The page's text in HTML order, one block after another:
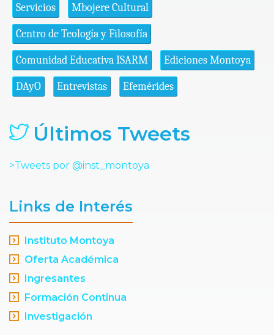
Servicios Mbojere Cultural
Centro de Teología y Filosofía
Comunidad Educativa ISARM Ediciones Montoya
DAyO Entrevistas Efemérides
Últimos Tweets
>Tweets por @inst_montoya
Links de Interés
Instituto Montoya
Oferta Académica
Ingresantes
Formación Continua
Investigación